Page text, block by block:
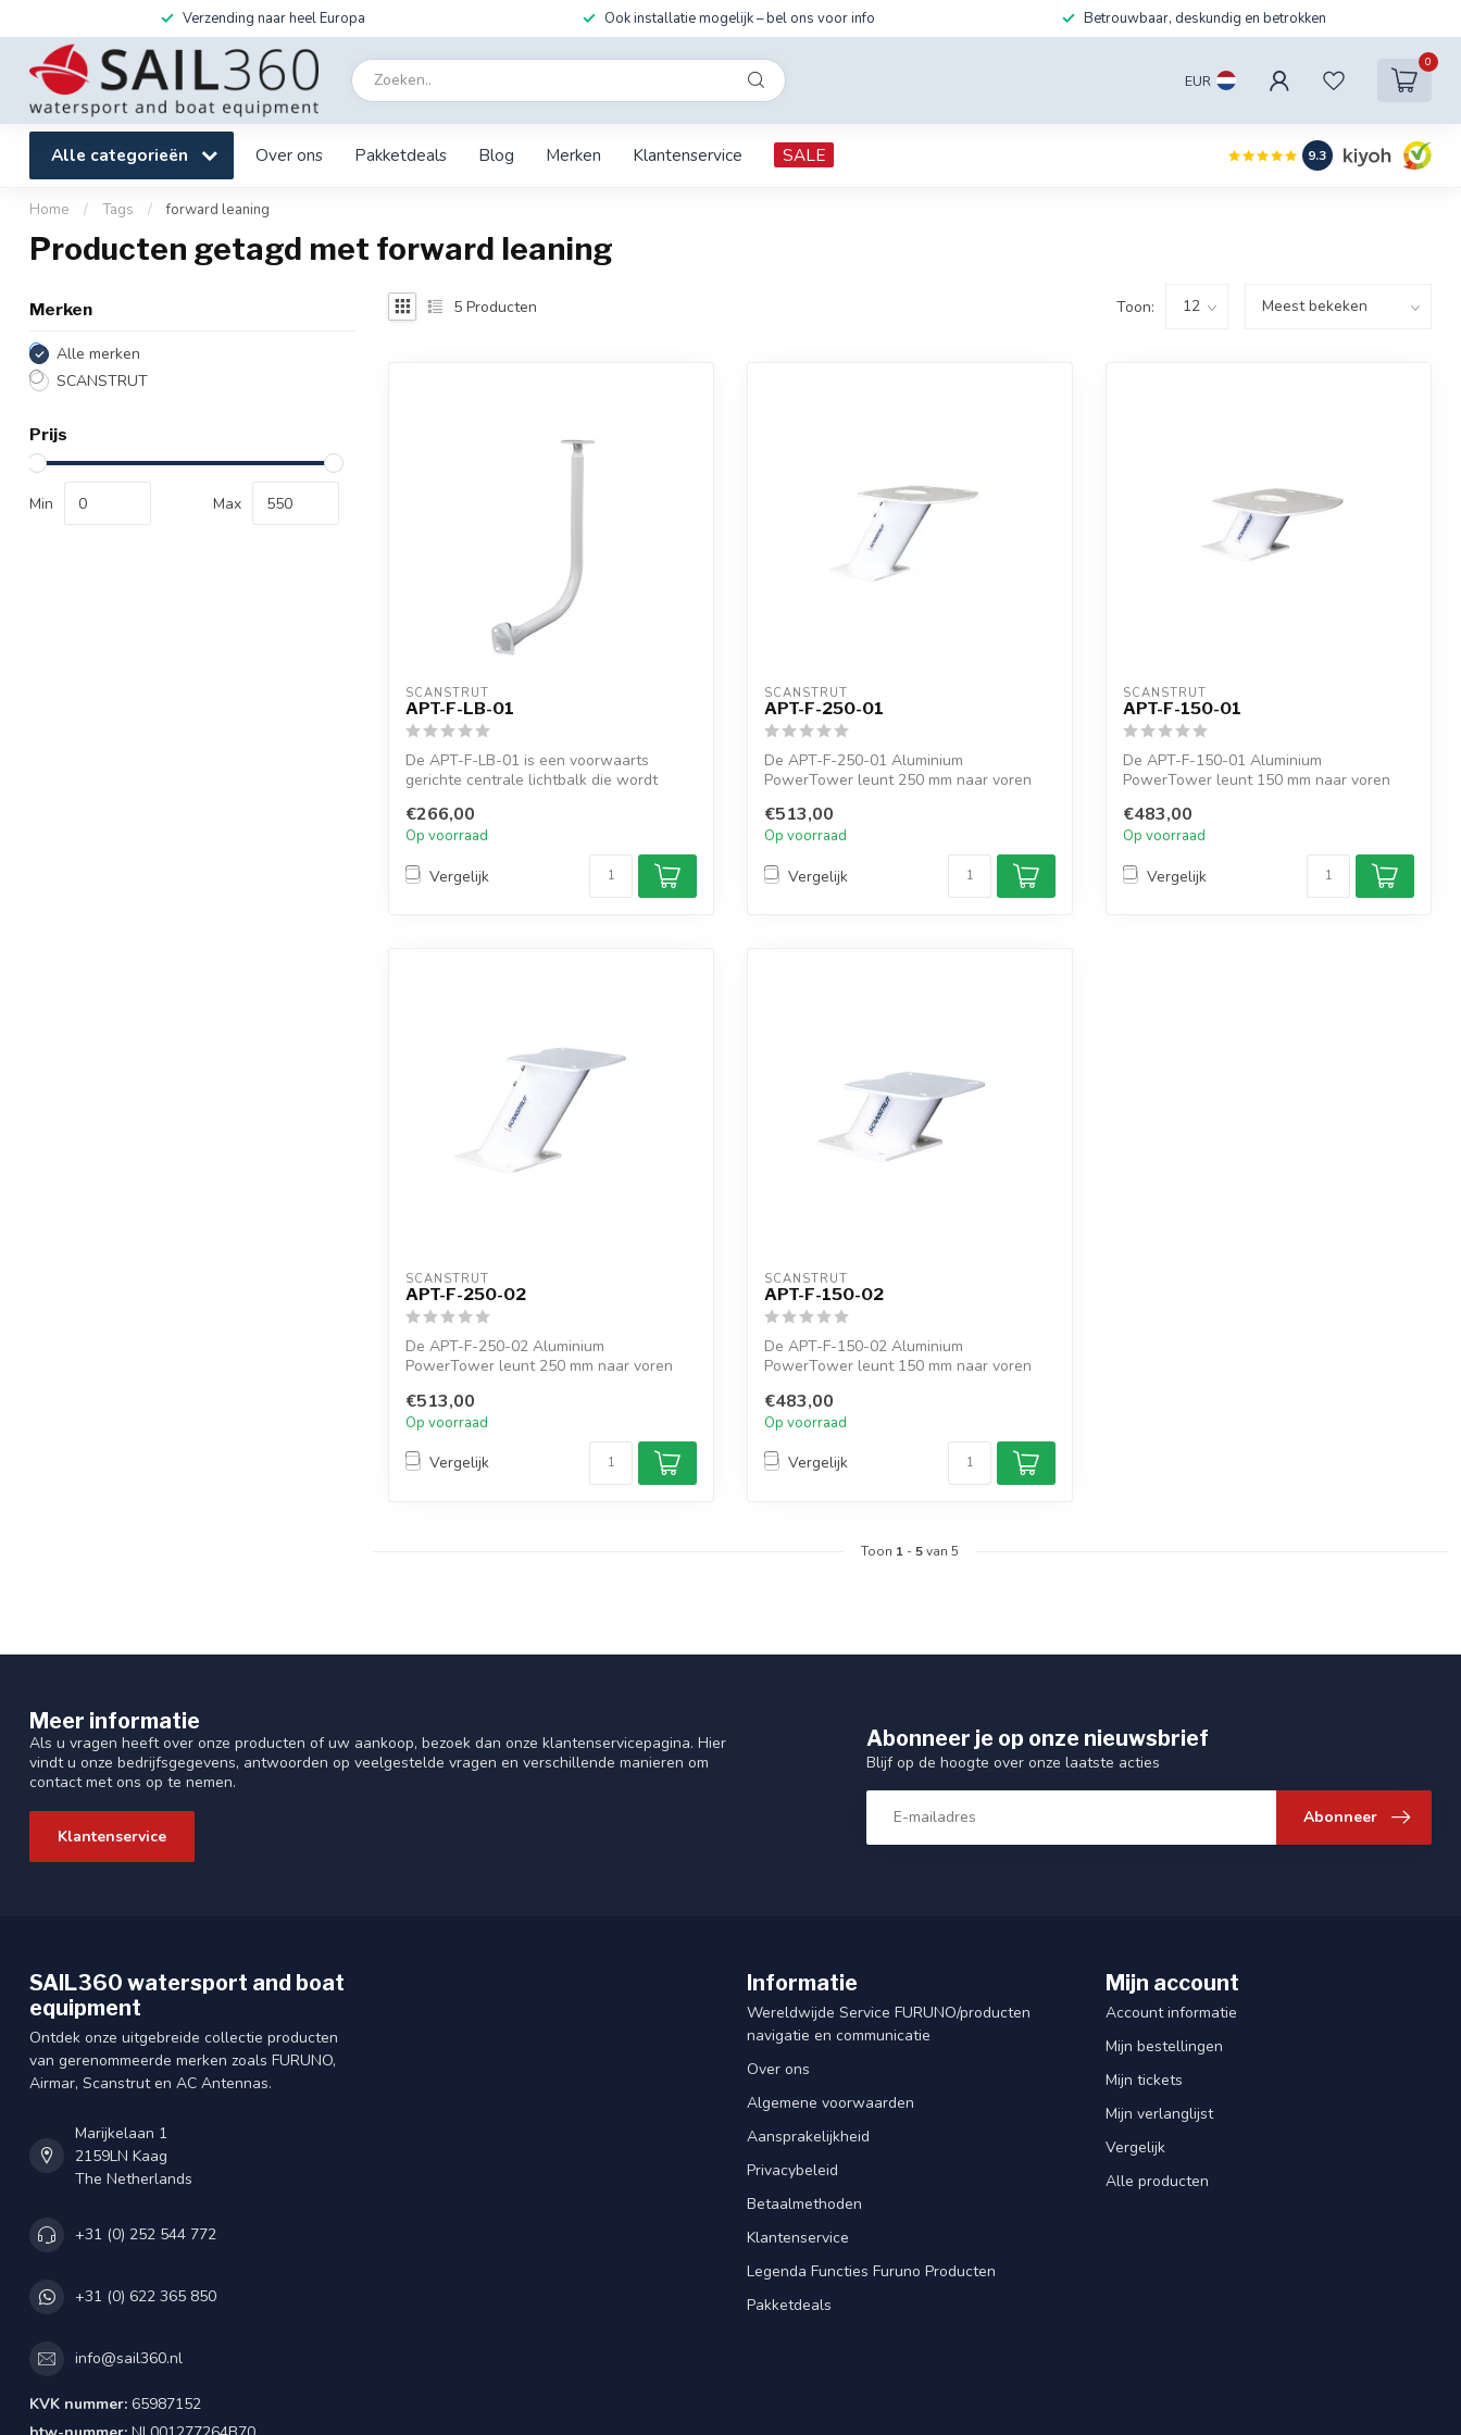
Verzending naar heel Europa Ook installatie mogelijk – bel ons voor info Betrouwbaar, deskundig en betrokken
EUR
0
Alle categorieën Over ons Pakketdeals Blog Merken Klantenservice SALE 9.3
Home / Tags / forward leaning
Producten getagd met forward leaning
Merken
Alle merken
SCANSTRUT
Prijs
Min Max
5 Producten Toon:
SCANSTRUT
APT-F-LB-01
De APT-F-LB-01 is een voorwaarts
gerichte centrale lichtbalk die wordt
€266,00
Op voorraad
Vergelijk
SCANSTRUT
APT-F-250-01
De APT-F-250-01 Aluminium
PowerTower leunt 250 mm naar voren
€513,00
Op voorraad
Vergelijk
SCANSTRUT
APT-F-150-01
De APT-F-150-01 Aluminium
PowerTower leunt 150 mm naar voren
€483,00
Op voorraad
Vergelijk
SCANSTRUT
APT-F-250-02
De APT-F-250-02 Aluminium
PowerTower leunt 250 mm naar voren
€513,00
Op voorraad
Vergelijk
SCANSTRUT
APT-F-150-02
De APT-F-150-02 Aluminium
PowerTower leunt 150 mm naar voren
€483,00
Op voorraad
Vergelijk
Toon 1 -5van 5
Meer informatie
Als u vragen heeft over onze producten of uw aankoop, bezoek dan onze klantenservicepagina. Hier
vindt u onze bedrijfsgegevens, antwoorden op veelgestelde vragen en verschillende manieren om
contact met ons op te nemen.
Klantenservice
Abonneer je op onze nieuwsbrief
Blijf op de hoogte over onze laatste acties
Abonneer
SAIL360 watersport and boat
equipment
Ontdek onze uitgebreide collectie producten
van gerenommeerde merken zoals FURUNO,
Airmar, Scanstrut en AC Antennas.
Marijkelaan 1
2159LN Kaag
The Netherlands
+31 (0) 252 544 772
+31 (0) 622 365 850
info@sail360.nl
KVK nummer: 65987152
Informatie
Wereldwijde Service FURUNO/producten
navigatie en communicatie
Over ons
Algemene voorwaarden
Aansprakelijkheid
Privacybeleid
Betaalmethoden
Klantenservice
Legenda Functies Furuno Producten
Pakketdeals
Mijn account
Account informatie
Mijn bestellingen
Mijn tickets
Mijn verlanglijst
Vergelijk
Alle producten